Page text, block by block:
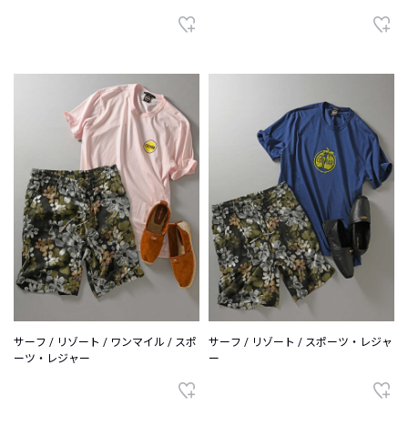
サーフ / リゾート / ワンマイル / スポ
ーツ・レジャー
サーフ / リゾート / スポーツ・レジャ
ー